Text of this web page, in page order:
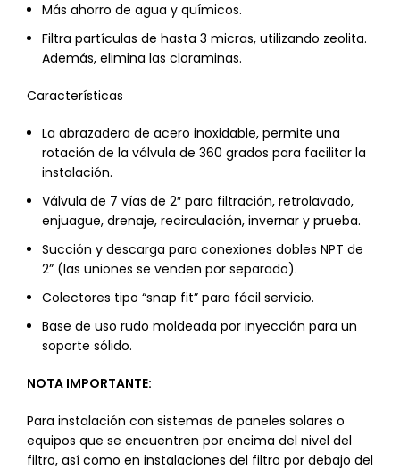
Más ahorro de agua y químicos.
Filtra partículas de hasta 3 micras, utilizando zeolita.
Además, elimina las cloraminas.
Características
La abrazadera de acero inoxidable, permite una
rotación de la válvula de 360 grados para facilitar la
instalación.
Válvula de 7 vías de 2″ para filtración, retrolavado,
enjuague, drenaje, recirculación, invernar y prueba.
Succión y descarga para conexiones dobles NPT de
2” (las uniones se venden por separado).
Colectores tipo “snap fit” para fácil servicio.
Base de uso rudo moldeada por inyección para un
soporte sólido.
NOTA IMPORTANTE:
Para instalación con sistemas de paneles solares o
equipos que se encuentren por encima del nivel del
filtro, así como en instalaciones del filtro por debajo del